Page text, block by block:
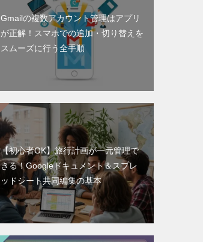
Gmailの複数アカウント管理はアプリ
が正解！スマホでの追加・切り替えを
スムーズに行う全手順
【初心者OK】旅行計画が一元管理で
きる！Googleドキュメント＆スプレ
ッドシート共同編集の基本